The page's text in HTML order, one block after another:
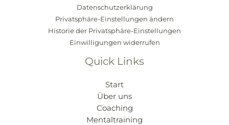
Datenschutzerklärung
Privatsphäre-Einstellungen ändern
Historie der Privatsphäre-Einstellungen
Einwilligungen widerrufen
Quick Links
Start
Über uns
Coaching
Mentaltraining